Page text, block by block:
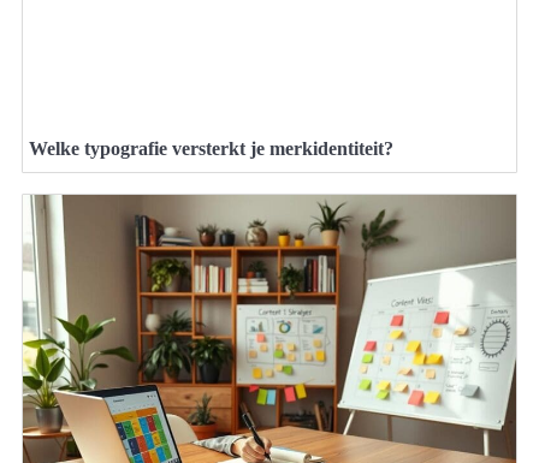
Welke typografie versterkt je merkidentiteit?